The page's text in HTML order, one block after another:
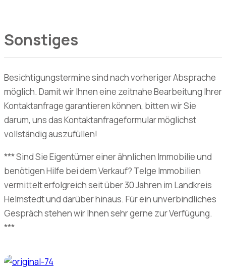
Sonstiges
Besichtigungstermine sind nach vorheriger Absprache
möglich. Damit wir Ihnen eine zeitnahe Bearbeitung Ihrer
Kontaktanfrage garantieren können, bitten wir Sie
darum, uns das Kontaktanfrageformular möglichst
vollständig auszufüllen!
*** Sind Sie Eigentümer einer ähnlichen Immobilie und
benötigen Hilfe bei dem Verkauf? Telge Immobilien
vermittelt erfolgreich seit über 30 Jahren im Landkreis
Helmstedt und darüber hinaus. Für ein unverbindliches
Gespräch stehen wir Ihnen sehr gerne zur Verfügung.
***